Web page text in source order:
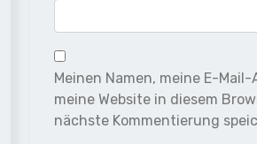
Meinen Namen, meine E-
meine Website in diesem
nächste Kommentierung